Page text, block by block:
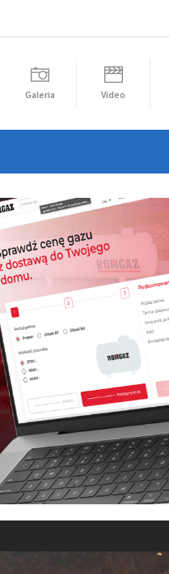
Galeria Video